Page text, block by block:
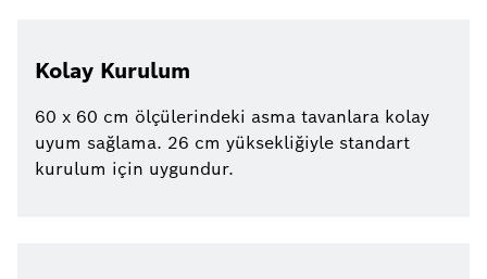
Kolay Kurulum
60 x 60 cm ölçülerindeki asma tavanlara kolay
uyum sağlama. 26 cm yüksekliğiyle standart
kurulum için uygundur.